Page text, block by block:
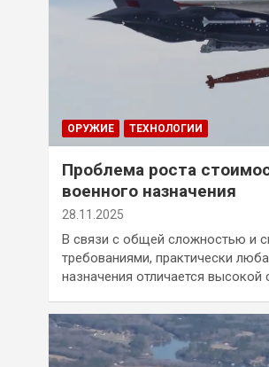
ОРУЖИЕ ТЕХНОЛОГИИ
Проблема роста
военного назначения
28.11.2025
В связи с общей сложностью и
требованиями, практически
назначения отличается высокой